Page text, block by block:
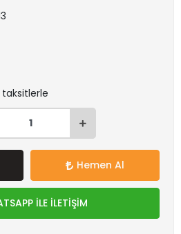
taksitlerle
Hemen Al
İLE İLETİŞİM